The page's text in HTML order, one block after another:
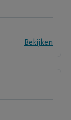
Bekijken